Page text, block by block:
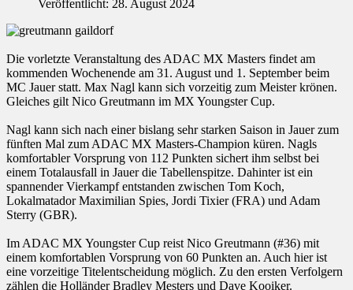
Veröffentlicht: 28. August 2024
Die vorletzte Veranstaltung des ADAC MX Masters findet am
kommenden Wochenende am 31. August und 1. September beim
MC Jauer statt. Max Nagl kann sich vorzeitig zum Meister krönen.
Gleiches gilt Nico Greutmann im MX Youngster Cup.
Nagl kann sich nach einer bislang sehr starken Saison in Jauer zum
fünften Mal zum ADAC MX Masters-Champion küren. Nagls
komfortabler Vorsprung von 112 Punkten sichert ihm selbst bei
einem Totalausfall in Jauer die Tabellenspitze. Dahinter ist ein
spannender Vierkampf entstanden zwischen Tom Koch,
Lokalmatador Maximilian Spies, Jordi Tixier (FRA) und Adam
Sterry (GBR).
Im ADAC MX Youngster Cup reist Nico Greutmann (#36) mit
einem komfortablen Vorsprung von 60 Punkten an. Auch hier ist
eine vorzeitige Titelentscheidung möglich. Zu den ersten Verfolgern
zählen die Holländer Bradley Mesters und Dave Kooiker.